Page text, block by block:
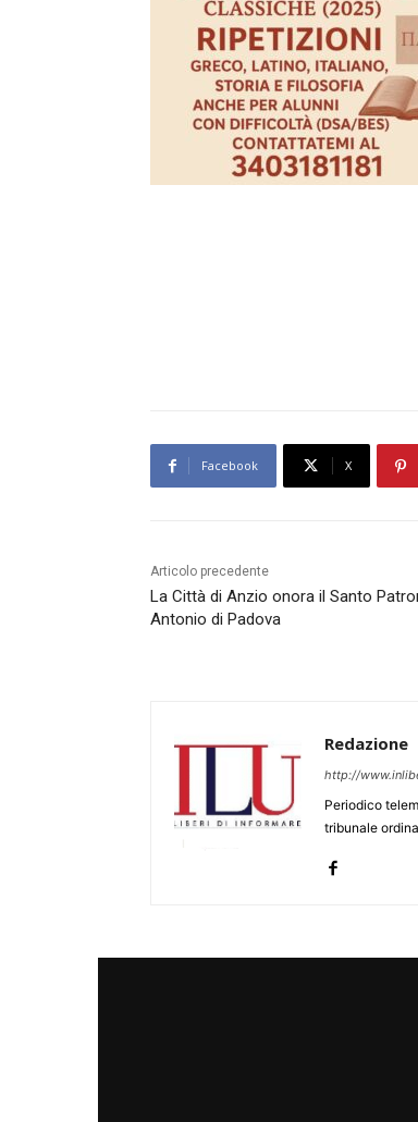
Facebook X
Articolo precedente
La Città di Anzio onora il Santo
Antonio di Padova
Redazione
http://
Periodico
tribunale